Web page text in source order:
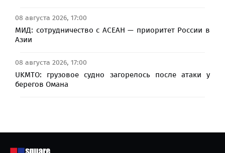
08 августа 2026, 17:00
МИД: сотрудничество с АСЕАН — приоритет России в
Азии
08 августа 2026, 17:00
UKMTO: грузовое судно загорелось после атаки у
берегов Омана